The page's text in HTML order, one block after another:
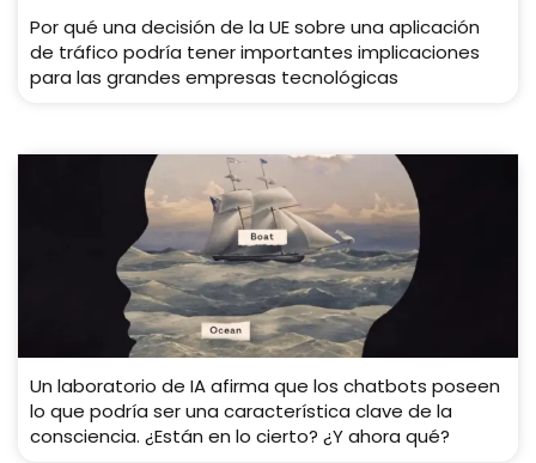
Por qué una decisión de la UE sobre una aplicación
de tráfico podría tener importantes implicaciones
para las grandes empresas tecnológicas
Un laboratorio de IA afirma que los chatbots poseen
lo que podría ser una característica clave de la
consciencia. ¿Están en lo cierto? ¿Y ahora qué?